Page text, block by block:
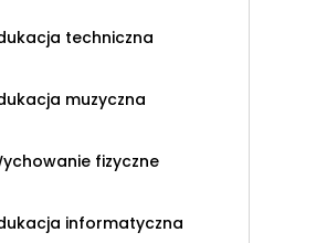
techniczna
muzyczna
fizyczne
informatyczna